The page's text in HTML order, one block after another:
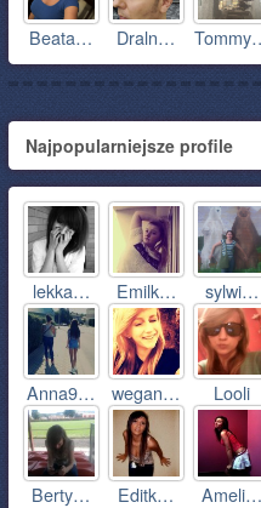
Beata… Draln…
Najpopularniejsze profile
lekka… Emilk… sylwi…
Anna9… wegan… Looli
Berty… Editk… Ameli…